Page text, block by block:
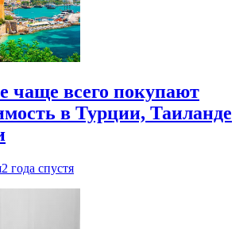
чаще всего покупают
в Турции, Таиланде
2 года спустя